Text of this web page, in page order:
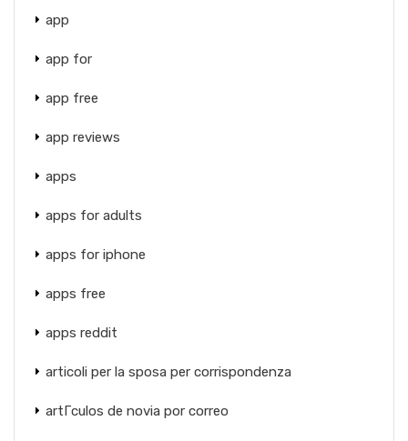
app
app for
app free
app reviews
apps
apps for adults
apps for iphone
apps free
apps reddit
articoli per la sposa per corrispondenza
artГ­culos de novia por correo